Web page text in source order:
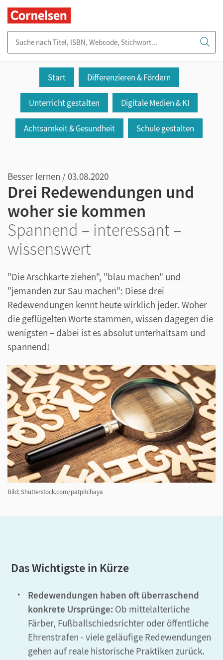
Start Differenzieren & Fördern
Unterricht gestalten Digitale Medien & KI
Achtsamkeit & Gesundheit Schule gestalten
Besser lernen / 03.08.2020
Drei Redewendungen und
woher sie kommen
Spannend – interessant –
wissenswert
"Die Arschkarte ziehen", "blau machen" und
"jemanden zur Sau machen": Diese drei
Redewendungen kennt heute wirklich jeder. Woher
die geflügelten Worte stammen, wissen dagegen die
wenigsten – dabei ist es absolut unterhaltsam und
spannend!
Bild: Shutterstock.com/patpitchaya
Das Wichtigste in Kürze
Redewendungen haben oft überraschend
konkrete Ursprünge: Ob mittelalterliche
Färber, Fußballschiedsrichter oder öffentliche
Ehrenstrafen - viele geläufige Redewendungen
gehen auf reale historische Praktiken zurück.